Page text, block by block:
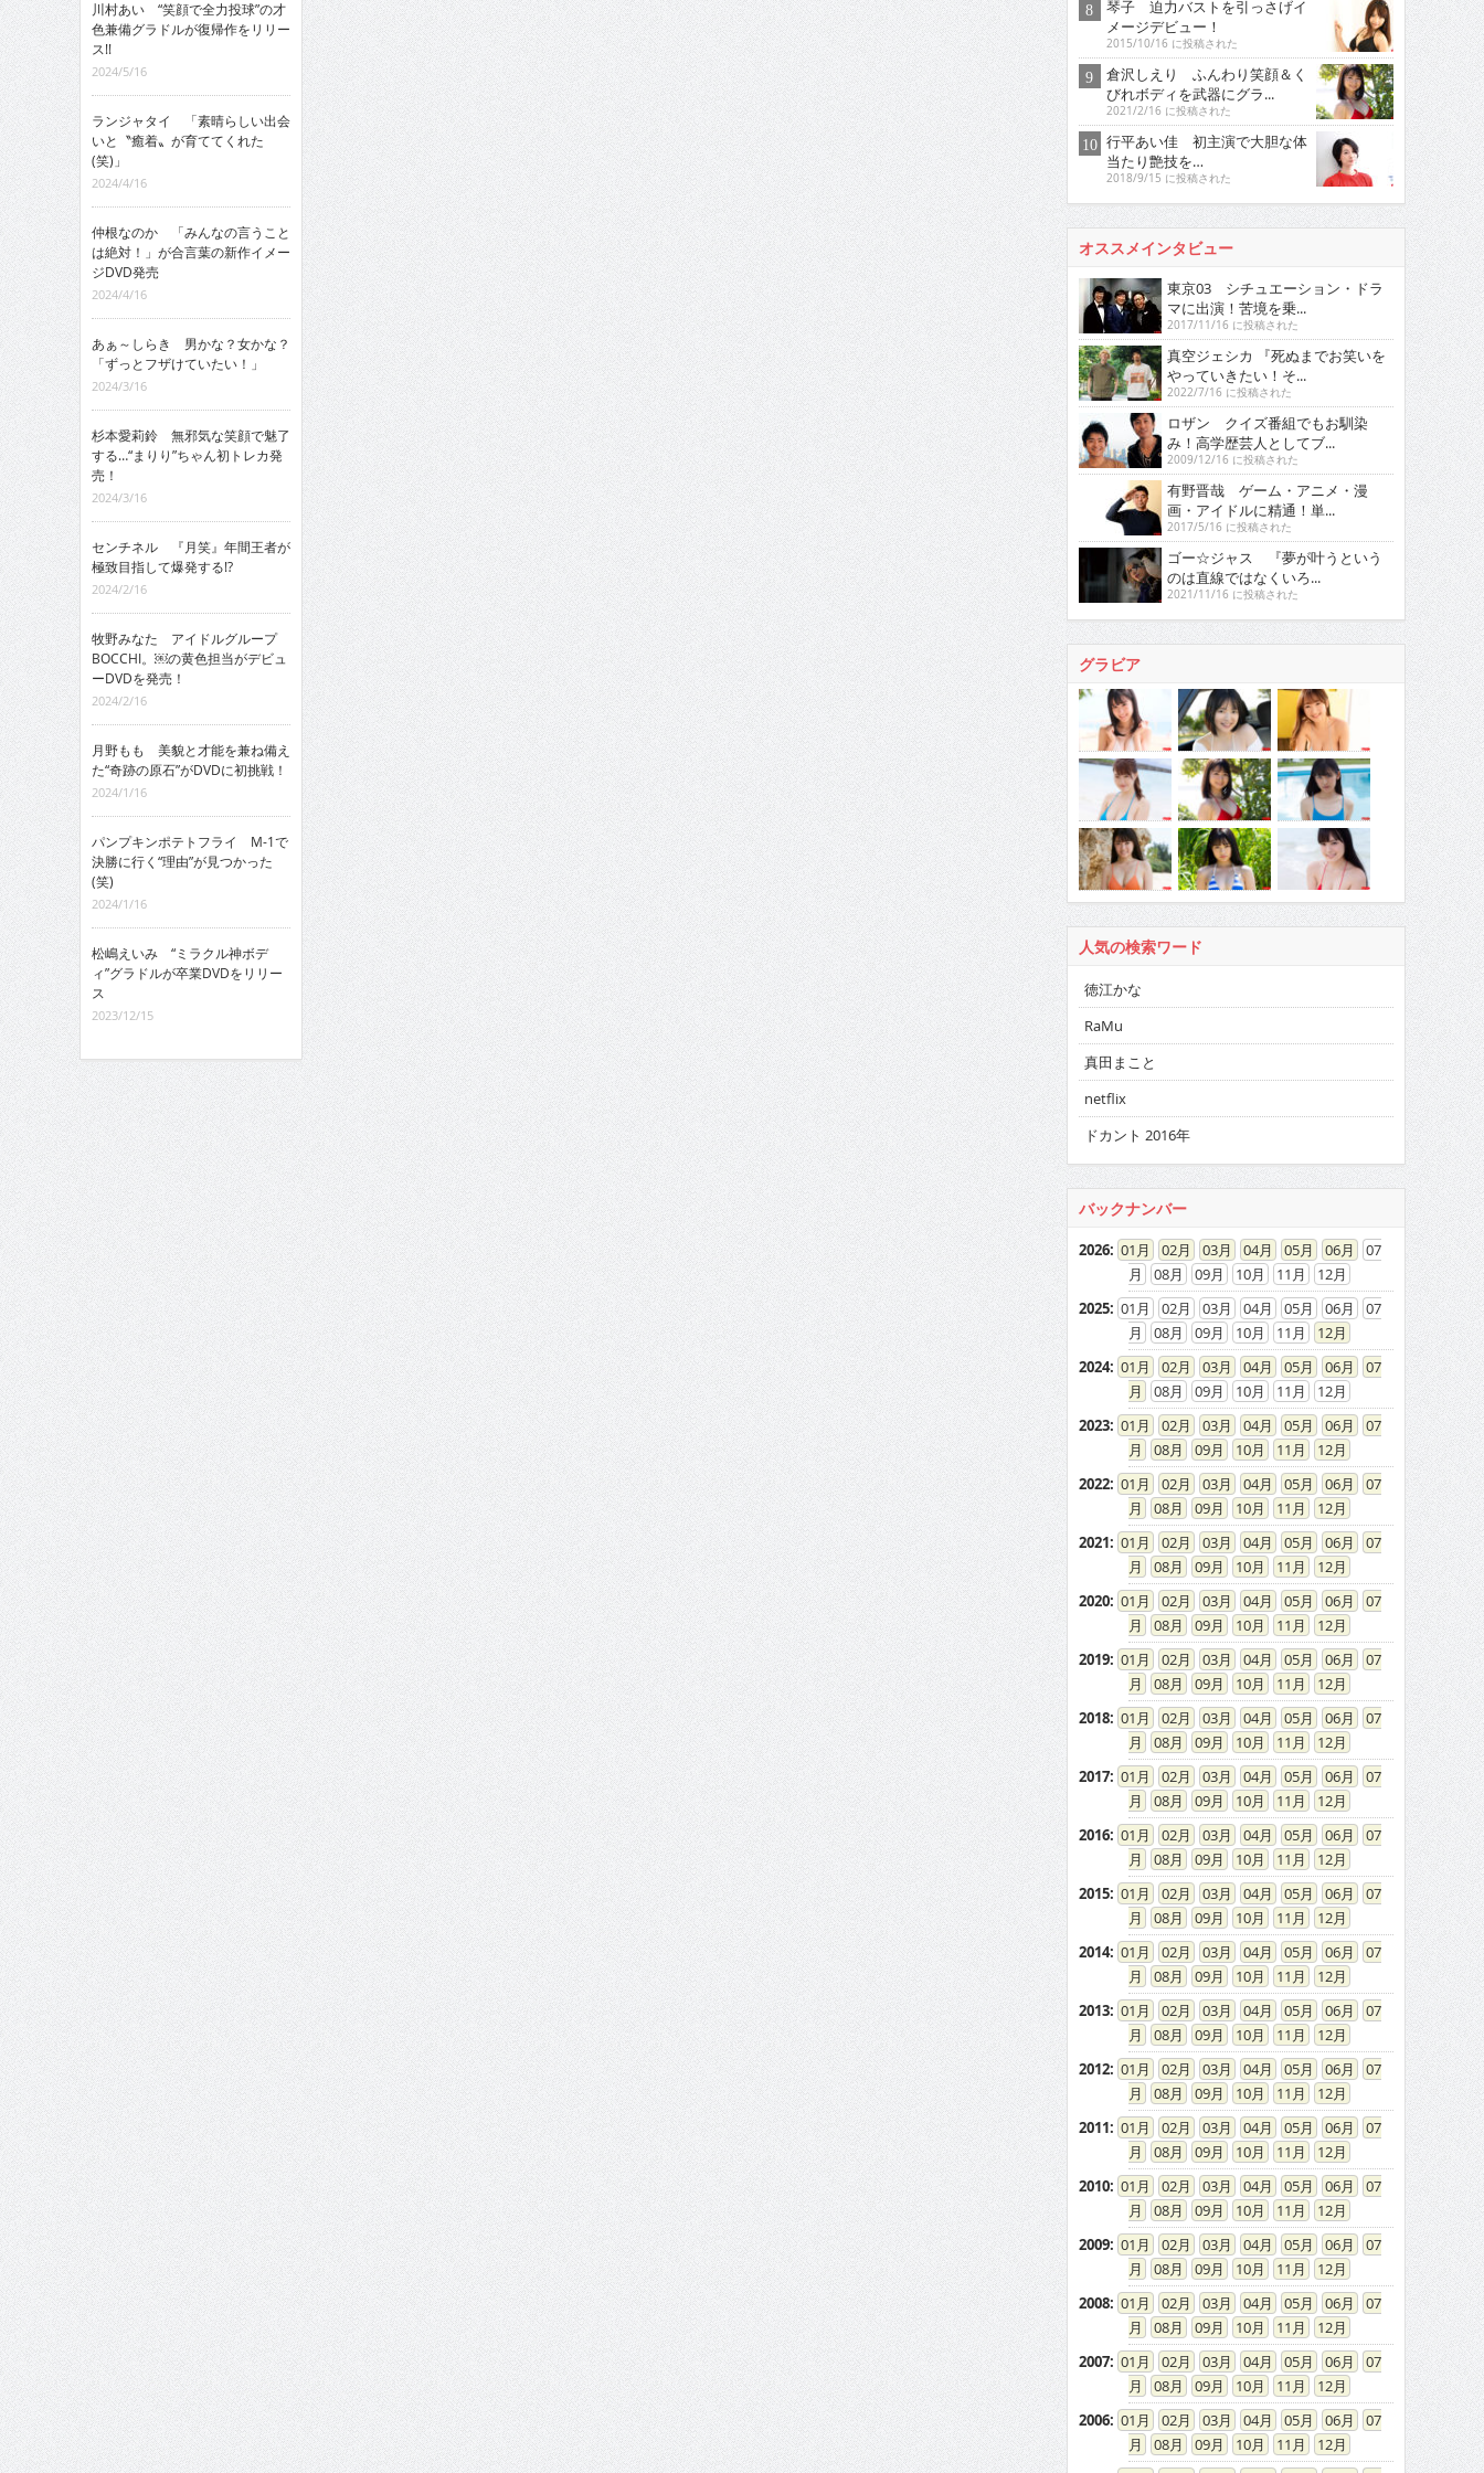
川村あい “笑顔で全力投球”の才
色兼備グラドルが復帰作をリリー
ス!!
2024/5/16
ランジャタイ 「素晴らしい出会
いと〝癒着〟が育ててくれた
(笑)」
2024/4/16
仲根なのか 「みんなの言うこと
は絶対！」が合言葉の新作イメー
ジDVD発売
2024/4/16
あぁ～しらき 男かな？女かな？
「ずっとフザけていたい！」
2024/3/16
杉本愛莉鈴 無邪気な笑顔で魅了
する…“まりり”ちゃん初トレカ発
売！
2024/3/16
センチネル 『月笑』年間王者が
極致目指して爆発する!?
2024/2/16
牧野みなた アイドルグループ
BOCCHI。￼の黄色担当がデビュ
ーDVDを発売！
2024/2/16
月野もも 美貌と才能を兼ね備え
た“奇跡の原石”がDVDに初挑戦！
2024/1/16
パンプキンポテトフライ M-1で
決勝に行く“理由”が見つかった
(笑)
2024/1/16
松嶋えいみ “ミラクル神ボデ
ィ”グラドルが卒業DVDをリリー
ス
2023/12/15
琴子 迫力バストを引っさげイ
メージデビュー！
2015/10/16 に投稿された
倉沢しえり ふんわり笑顔＆く
びれボディを武器にグラ...
2021/2/16 に投稿された
行平あい佳 初主演で大胆な体
当たり艶技を…
2018/9/15 に投稿された
オススメインタビュー
東京03 シチュエーション・ドラ
マに出演！苦境を乗...
2017/11/16 に投稿された
真空ジェシカ 『死ぬまでお笑いを
やっていきたい！そ...
2022/7/16 に投稿された
ロザン クイズ番組でもお馴染
み！高学歴芸人としてブ...
2009/12/16 に投稿された
有野晋哉 ゲーム・アニメ・漫
画・アイドルに精通！単...
2017/5/16 に投稿された
ゴー☆ジャス 『夢が叶うという
のは直線ではなくいろ...
2021/11/16 に投稿された
グラビア
人気の検索ワード
徳江かな
RaMu
真田まこと
netflix
ドカント 2016年
バックナンバー
2026: 01 02 03 04 05 06
07
08
09 10 11
12
2025: 01 02 03 04 05 06
07
08
09 10 11
12
2024: 01 02 03 04 05 06
07
08
09 10 11
12
2023: 01 02 03 04 05 06
07
08
09 10 11
12
2022: 01 02 03 04 05 06
07
08
09 10 11
12
2021: 01 02 03 04 05 06
07
08
09 10 11
12
2020: 01 02 03 04 05 06
07
08
09 10 11
12
2019: 01 02 03 04 05 06
07
08
09 10 11
12
2018: 01 02 03 04 05 06
07
08
09 10 11
12
2017: 01 02 03 04 05 06
07
08
09 10 11
12
2016: 01 02 03 04 05 06
07
08
09 10 11
12
2015: 01 02 03 04 05 06
07
08
09 10 11
12
2014: 01 02 03 04 05 06
07
08
09 10 11
12
2013: 01 02 03 04 05 06
07
08
09 10 11
12
2012: 01 02 03 04 05 06
07
08
09 10 11
12
2011: 01 02 03 04 05 06
07
08
09 10 11
12
2010: 01 02 03 04 05 06
07
08
09 10 11
12
2009: 01 02 03 04 05 06
07
08
09 10 11
12
2008: 01 02 03 04 05 06
07
08
09 10 11
12
2007: 01 02 03 04 05 06
07
08
09 10 11
12
2006: 01 02 03 04 05 06
07
08
09 10 11
12